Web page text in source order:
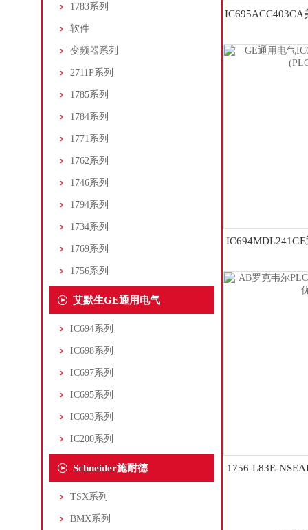
1783系列
软件
变频器系列
2711P系列
1785系列
1784系列
1771系列
1762系列
1746系列
1794系列
1734系列
1769系列
1756系列
艾默生GE通用电气
IC694系列
IC698系列
IC697系列
IC695系列
IC693系列
IC200系列
Schneider施耐德
TSX系列
BMX系列
IC695ACC403CA
1756-L83E-